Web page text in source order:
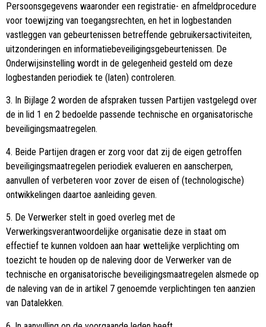
Persoonsgegevens waaronder een registratie- en afmeldprocedure
voor toewijzing van toegangsrechten, en het in logbestanden
vastleggen van gebeurtenissen betreffende gebruikersactiviteiten,
uitzonderingen en informatiebeveiligingsgebeurtenissen. De
Onderwijsinstelling wordt in de gelegenheid gesteld om deze
logbestanden periodiek te (laten) controleren.
3. In Bijlage 2 worden de afspraken tussen Partijen vastgelegd over
de in lid 1 en 2 bedoelde passende technische en organisatorische
beveiligingsmaatregelen.
4. Beide Partijen dragen er zorg voor dat zij de eigen getroffen
beveiligingsmaatregelen periodiek evalueren en aanscherpen,
aanvullen of verbeteren voor zover de eisen of (technologische)
ontwikkelingen daartoe aanleiding geven.
5. De Verwerker stelt in goed overleg met de
Verwerkingsverantwoordelijke organisatie deze in staat om
effectief te kunnen voldoen aan haar wettelijke verplichting om
toezicht te houden op de naleving door de Verwerker van de
technische en organisatorische beveiligingsmaatregelen alsmede op
de naleving van de in artikel 7 genoemde verplichtingen ten aanzien
van Datalekken.